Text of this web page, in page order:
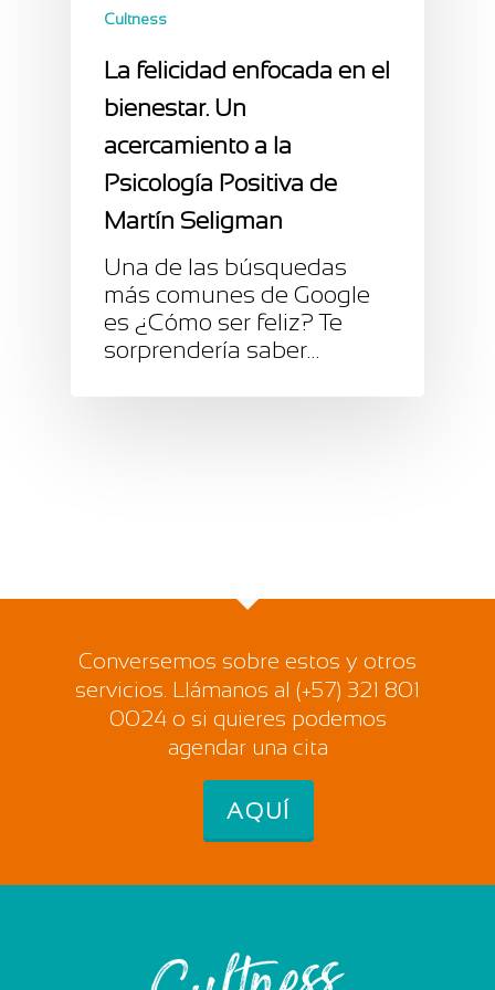
Cultness
La felicidad enfocada en el
bienestar. Un
acercamiento a la
Psicología Positiva de
Martín Seligman
Una de las búsquedas
más comunes de Google
es ¿Cómo ser feliz? Te
sorprendería saber…
Conversemos sobre estos y otros
servicios. Llámanos al (+57) 321 801
0024 o si quieres podemos
agendar una cita
AQUÍ